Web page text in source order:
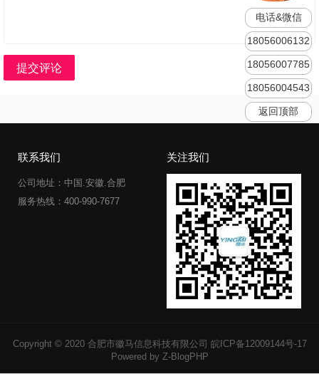
提交评论
联系我们
公司地址：中国.安徽.合肥
服务热线：400-990-7677
关注我们
Copyright © 2020 合肥市徽马信息科技有限公司 皖ICP备12009144号-17
Powered by Z-BlogPHP
电话&微信
18056006132
18056007785
18056004543
返回顶部